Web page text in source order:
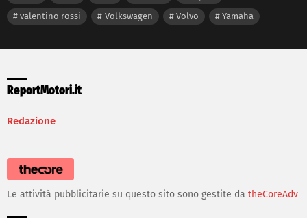
valentino rossi
Volkswagen Volvo Yamaha
ReportMotori.it
Redazione
Le attività pubblicitarie su questo sito sono gestite da theCoreAdv